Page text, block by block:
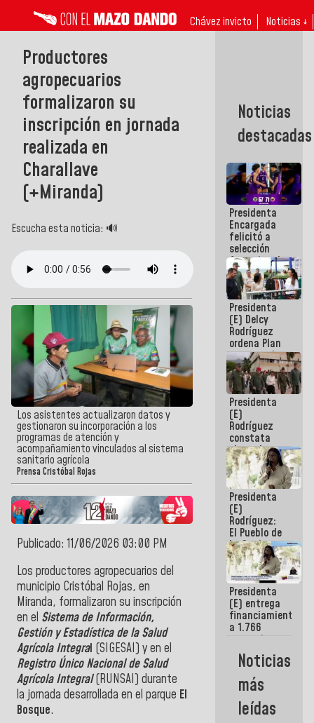
Chávez invicto Noticias ↓
Productores
agropecuarios
formalizaron su
inscripción en jornada
realizada en
Charallave
(+Miranda)
Escucha esta noticia: 🔊
Los asistentes actualizaron datos y
gestionaron su incorporación a los
programas de atención y
acompañamiento vinculados al sistema
sanitario agrícola
Prensa Cristóbal Rojas
Publicado: 11/06/2026 03:00 PM
Los productores agropecuarios del
municipio Cristóbal Rojas, en
Miranda, formalizaron su inscripción
en el Sistema de Información,
Gestión y Estadística de la Salud
Agrícola Integral (SIGESAI) y en el
Registro Único Nacional de Salud
Agrícola Integral(RUNSAI) durante
la jornada desarrollada en el parque El
Bosque.
Noticias
destacadas
Presidenta
Encargada
felicitó a
selección
femenina de
baloncesto
por su
clasificación
a la
AmeriCup
2027
Presidenta
(E) Delcy
Rodríguez
ordena Plan
maestro de
desarrollo
logístico y
turístico
para La
Guaira
Presidenta
(E)
Rodríguez
constata
obras de
rehabilitación
de Escuela
Militar de
Mamo en La
Guaira
Presidenta
(E)
Rodríguez:
El Pueblo de
La Guaira
siempre
estará
acompañada
por el
Gobierno
Nacional
Presidenta
(E) entrega
financiamientos
a 1.766
comerciantes
emprendedores
afectados
por
terremotos
Noticias
más
leídas